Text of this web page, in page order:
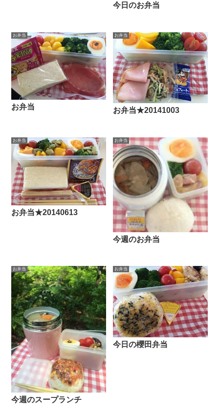
今日のお弁当
お弁当
お弁当
お弁当
お弁当★20141003
お弁当
お弁当★20140613
お弁当
今週のお弁当
お弁当
今週のスープランチ
お弁当
今日の櫻田弁当